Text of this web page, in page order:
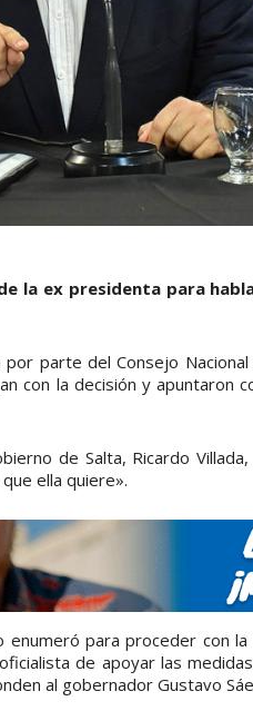
la ex presidenta para
por parte del Consejo
con la decisión y apuntaron
de Salta, Ricardo
ella quiere».
para proceder con
de apoyar las
al gobernador Gustavo